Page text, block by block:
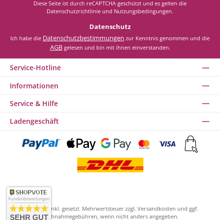
Diese Seite ist durch reCAPTCHA geschützt und es gelten die
Datenschutzrichtlinie und Nutzungsbedingungen.
Datenschutz
Ich habe die Datenschutzbestimmungen zur Kenntnis genommen und die
AGBgelesen und bin mit ihnen einverstanden.
Service-Hotline
Informationen
Service & Hilfe
Ladengeschäft
Alle Preise inkl. gesetzl. Mehrwertsteuer zzgl. Versandkosten und ggf.
Nachnahmegebühren, wenn nicht anders angegeben.
Kundenbewertungen
SEHR GUT